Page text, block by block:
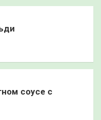
соусе с